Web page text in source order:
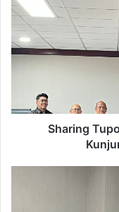
Tupoksi,
DPRD
Kaltim
Terima
DPRD
Sharing
Inovasi